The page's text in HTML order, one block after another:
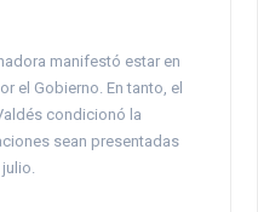
manifestó estar en
el Gobierno. En tanto, el
condicionó la
sean presentadas